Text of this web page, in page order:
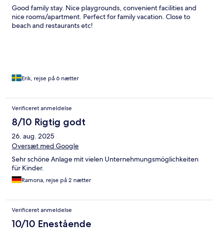
Good family stay. Nice playgrounds, convenient facilities and
nice rooms/apartment. Perfect for family vacation. Close to
beach and restaurants etc!
Erik, rejse på 6 nætter
Verificeret anmeldelse
8/10 Rigtig godt
26. aug. 2025
Oversæt med Google
Sehr schöne Anlage mit vielen Unternehmungsmöglichkeiten
für Kinder.
Ramona, rejse på 2 nætter
Verificeret anmeldelse
10/10 Enestående